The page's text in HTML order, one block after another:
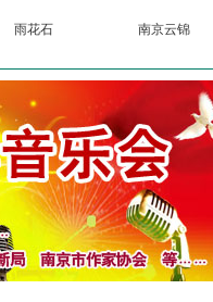
雨花石 南京云锦